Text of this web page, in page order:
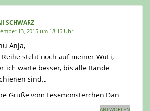
SCHWARZ
13, 2015 um 18:16 Uhr
Anja,
Reihe steht noch auf meiner WuLi,
ich warte besser, bis alle Bände
sind…
Grüße vom Lesemonsterchen Dani
ANTWORTEN